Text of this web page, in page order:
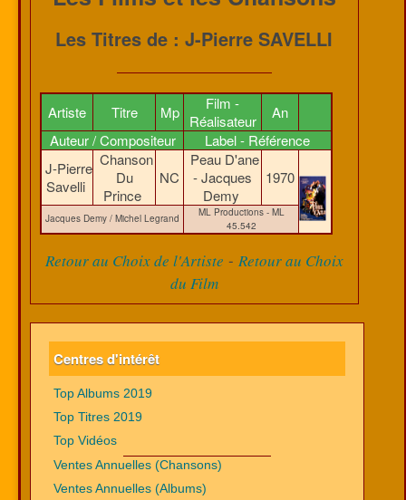
Les Titres de : J-Pierre SAVELLI
Artiste Titre Mp
Film -
Réalisateur
An
Auteur / Compositeur
Label - Référence
J-Pierre
Savelli
Chanson
Du
Prince
NC
Peau D'ane
- Jacques
Demy
1970
Jacques Demy / Michel Legrand
ML Productions - ML
45.542
Retour au Choix de l'Artiste - Retour au Choix
du Film
Centres d'intérêt
Top Albums 2019
Top Titres 2019
Top Vidéos
Ventes Annuelles (Chansons)
Ventes Annuelles (Albums)